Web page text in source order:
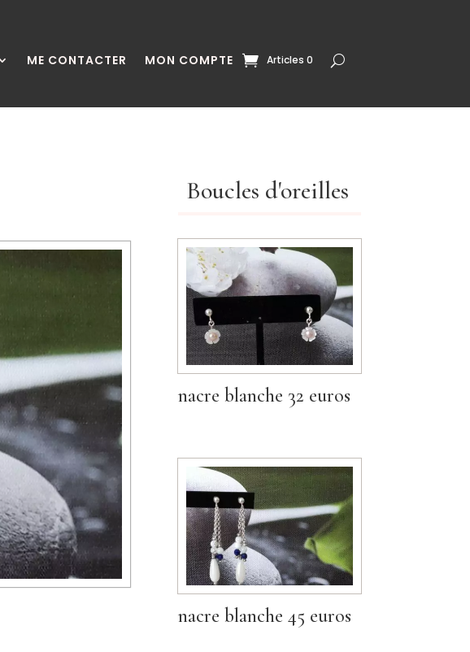
ME CONTACTER MON COMPTE Articles 0
Boucles d'oreilles
nacre blanche 32 euros
nacre blanche 45 euros